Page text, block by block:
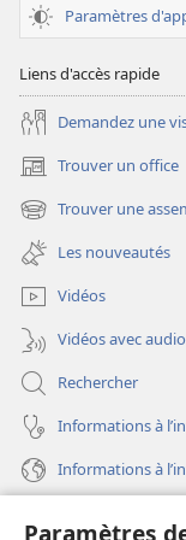
Paramètres
Paramètres
Liens d'accès rapide
Demandez une
Trouver un office
(ouvre
une
nouvelle
fenêtre)
Trouver une
(ouvre
une
nouvelle
fenêtre)
Les nouveautés
Vidéos
Vidéos avec
Rechercher
Informations à
Informations à